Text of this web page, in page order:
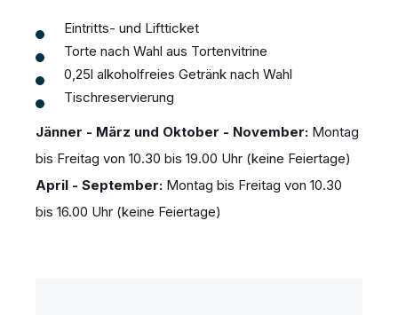
Eintritts- und Liftticket
Torte nach Wahl aus Tortenvitrine
0,25l alkoholfreies Getränk nach Wahl
Tischreservierung
Jänner - März und Oktober - November: Montag
bis Freitag von 10.30 bis 19.00 Uhr (keine Feiertage)
April - September: Montag bis Freitag von 10.30
bis 16.00 Uhr (keine Feiertage)